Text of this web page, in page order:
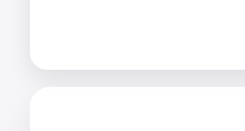
Города